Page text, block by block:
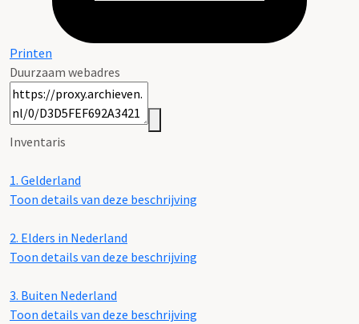
Printen
Duurzaam webadres
Inventaris
1. Gelderland
Toon details van deze beschrijving
2. Elders in Nederland
Toon details van deze beschrijving
3. Buiten Nederland
Toon details van deze beschrijving